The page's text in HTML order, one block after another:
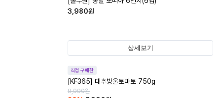
3,980원
상세보기
직접 구매한
[KF365] 대추방울토마토 750g
9,990원